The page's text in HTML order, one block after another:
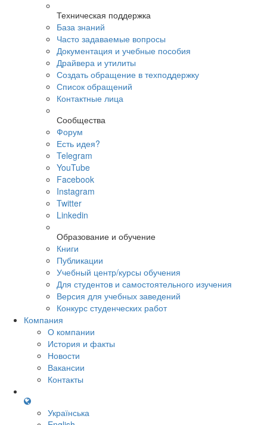
Техническая поддержка
База знаний
Часто задаваемые вопросы
Документация и учебные пособия
Драйвера и утилиты
Создать обращение в техподдержку
Список обращений
Контактные лица
Сообщества
Форум
Есть идея?
Telegram
YouTube
Facebook
Instagram
Twitter
Linkedin
Образование и обучение
Книги
Публикации
Учебный центр/курсы обучения
Для студентов и самостоятельного изучения
Версия для учебных заведений
Конкурс студенческих работ
Компания
О компании
История и факты
Новости
Вакансии
Контакты
Українська